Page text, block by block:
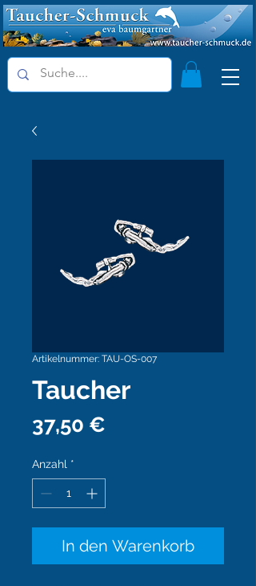
Artikelnummer: TAU-OS-007
Taucher
37,50 €
Anzahl *
In den Warenkorb